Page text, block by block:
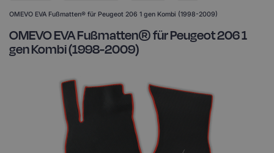
OMEVO EVA Fußmatten® für Peugeot 206 1 gen Kombi (1998-2009)
OMEVO EVA Fußmatten® für Peugeot 206 1
gen Kombi (1998-2009)